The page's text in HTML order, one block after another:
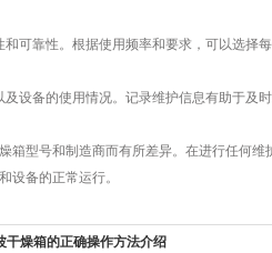
靠性。根据使用频率和要求，可以选择每
备的使用情况。记录维护信息有助于及时
型号和制造商而有所差异。在进行任何维
设备的正常运行。
干燥箱的正确操作方法介绍